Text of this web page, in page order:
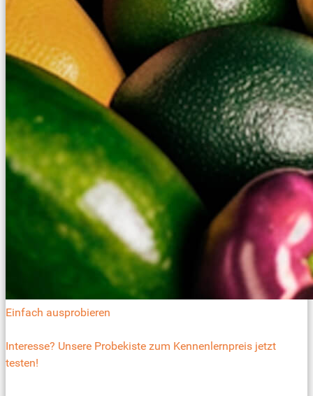
Einfach ausprobieren
Interesse? Unsere Probekiste zum Kennenlernpreis jetzt
testen!